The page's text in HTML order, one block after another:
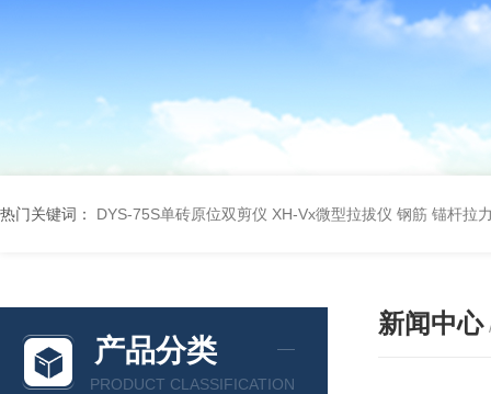
热门关键词： DYS-75S单砖原位双剪仪 XH-Vx微型拉拔仪 钢筋 锚杆拉
产品分类
PRODUCT CLASSIFICATION
新闻中心